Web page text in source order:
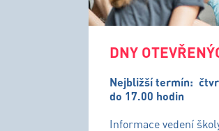
DNY
Nejbližší termín:
do 17.00 hodin
Informace vedení